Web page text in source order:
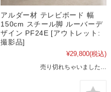
アルダー材 テレビボード 幅
150cm スチール脚 ルーバーデ
ザイン PF24E [アウトレット:
撮影品]
¥29,800(税込)
売り切れちゃいました…